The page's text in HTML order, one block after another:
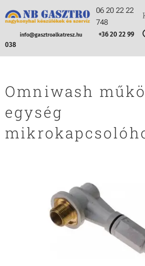
06 20 22 22
748
info@gasztroalkatresz.hu
+36 20 22 99
038
Omniwash
egység